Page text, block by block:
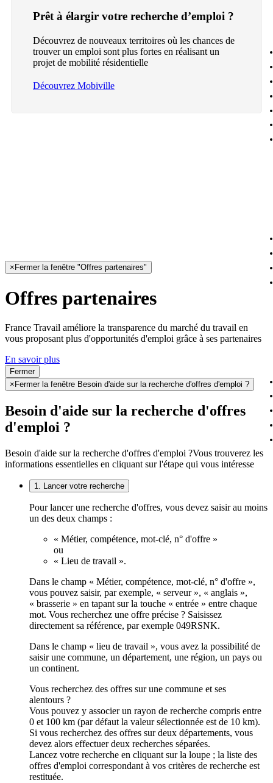
Prêt à élargir votre recherche d’emploi ?
Découvrez de nouveaux territoires où les chances de
trouver un emploi sont plus fortes en réalisant un
projet de mobilité résidentielle
Découvrez Mobiville
× Fermer la fenêtre "Offres partenaires"
Offres partenaires
France Travail améliore la transparence du marché du travail en
vous proposant plus d'opportunités d'emploi grâce à ses partenaires
En savoir plus
Fermer
× Fermer la fenêtre Besoin d'aide sur la recherche d'offres d'emploi ?
Besoin d'aide sur la recherche d'offres
d'emploi ?
Besoin d'aide sur la recherche d'offres d'emploi ?Vous trouverez les
informations essentielles en cliquant sur l'étape qui vous intéresse
1. Lancer votre recherche
Pour lancer une recherche d'offres, vous devez saisir au moins
un des deux champs :
« Métier, compétence, mot-clé, n° d'offre »
ou
« Lieu de travail ».
Dans le champ « Métier, compétence, mot-clé, n° d'offre »,
vous pouvez saisir, par exemple, « serveur », « anglais »,
« brasserie » en tapant sur la touche « entrée » entre chaque
mot. Vous recherchez une offre précise ? Saisissez
directement sa référence, par exemple 049RSNK.
Dans le champ « lieu de travail », vous avez la possibilité de
saisir une commune, un département, une région, un pays ou
un continent.
Vous recherchez des offres sur une commune et ses
alentours ?
Vous pouvez y associer un rayon de recherche compris entre
0 et 100 km (par défaut la valeur sélectionnée est de 10 km).
Si vous recherchez des offres sur deux départements, vous
devez alors effectuer deux recherches séparées.
Lancez votre recherche en cliquant sur la loupe ; la liste des
offres d'emploi correspondant à vos critères de recherche est
restituée.